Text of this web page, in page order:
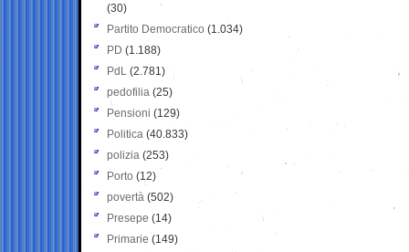
(30)
Partito Democratico (1.034)
PD (1.188)
PdL (2.781)
pedofilia (25)
Pensioni (129)
Politica (40.833)
polizia (253)
Porto (12)
povertà (502)
Presepe (14)
Primarie (149)